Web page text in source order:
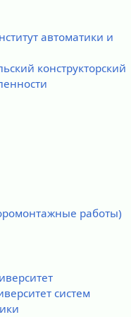
автоматики и
конструкторский
работы)
систем